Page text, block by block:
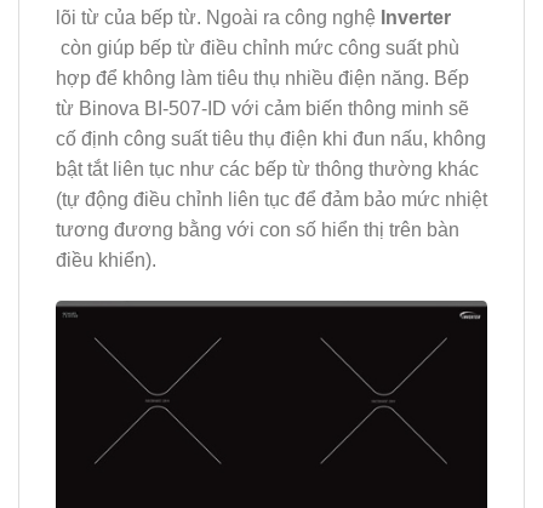
lõi từ của bếp từ. Ngoài ra công nghệ Inverter
còn giúp bếp từ điều chỉnh mức công suất phù
hợp để không làm tiêu thụ nhiều điện năng. Bếp
từ Binova BI-507-ID với cảm biến thông minh sẽ
cố định công suất tiêu thụ điện khi đun nấu, không
bật tắt liên tục như các bếp từ thông thường khác
(tự động điều chỉnh liên tục để đảm bảo mức nhiệt
tương đương bằng với con số hiển thị trên bàn
điều khiển).